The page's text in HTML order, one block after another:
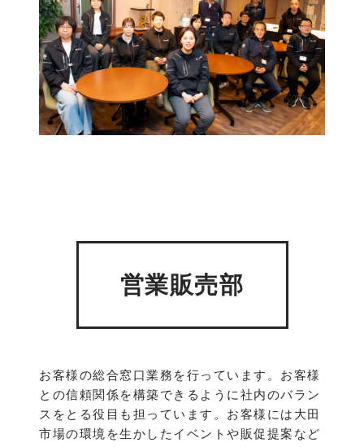
営業販売部
お客様の総合窓口業務を行っています。お客様
との信頼関係を構築できるように社内のバラン
スをとる役目も担っています。お客様には大田
市場の環境を生かしたイベントや販促提案など